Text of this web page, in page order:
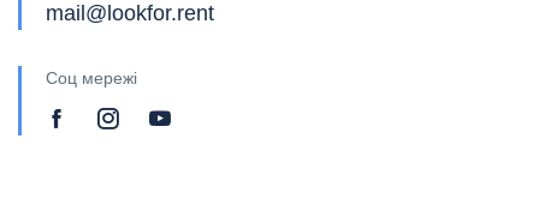
mail@lookfor.rent
Соц мережі